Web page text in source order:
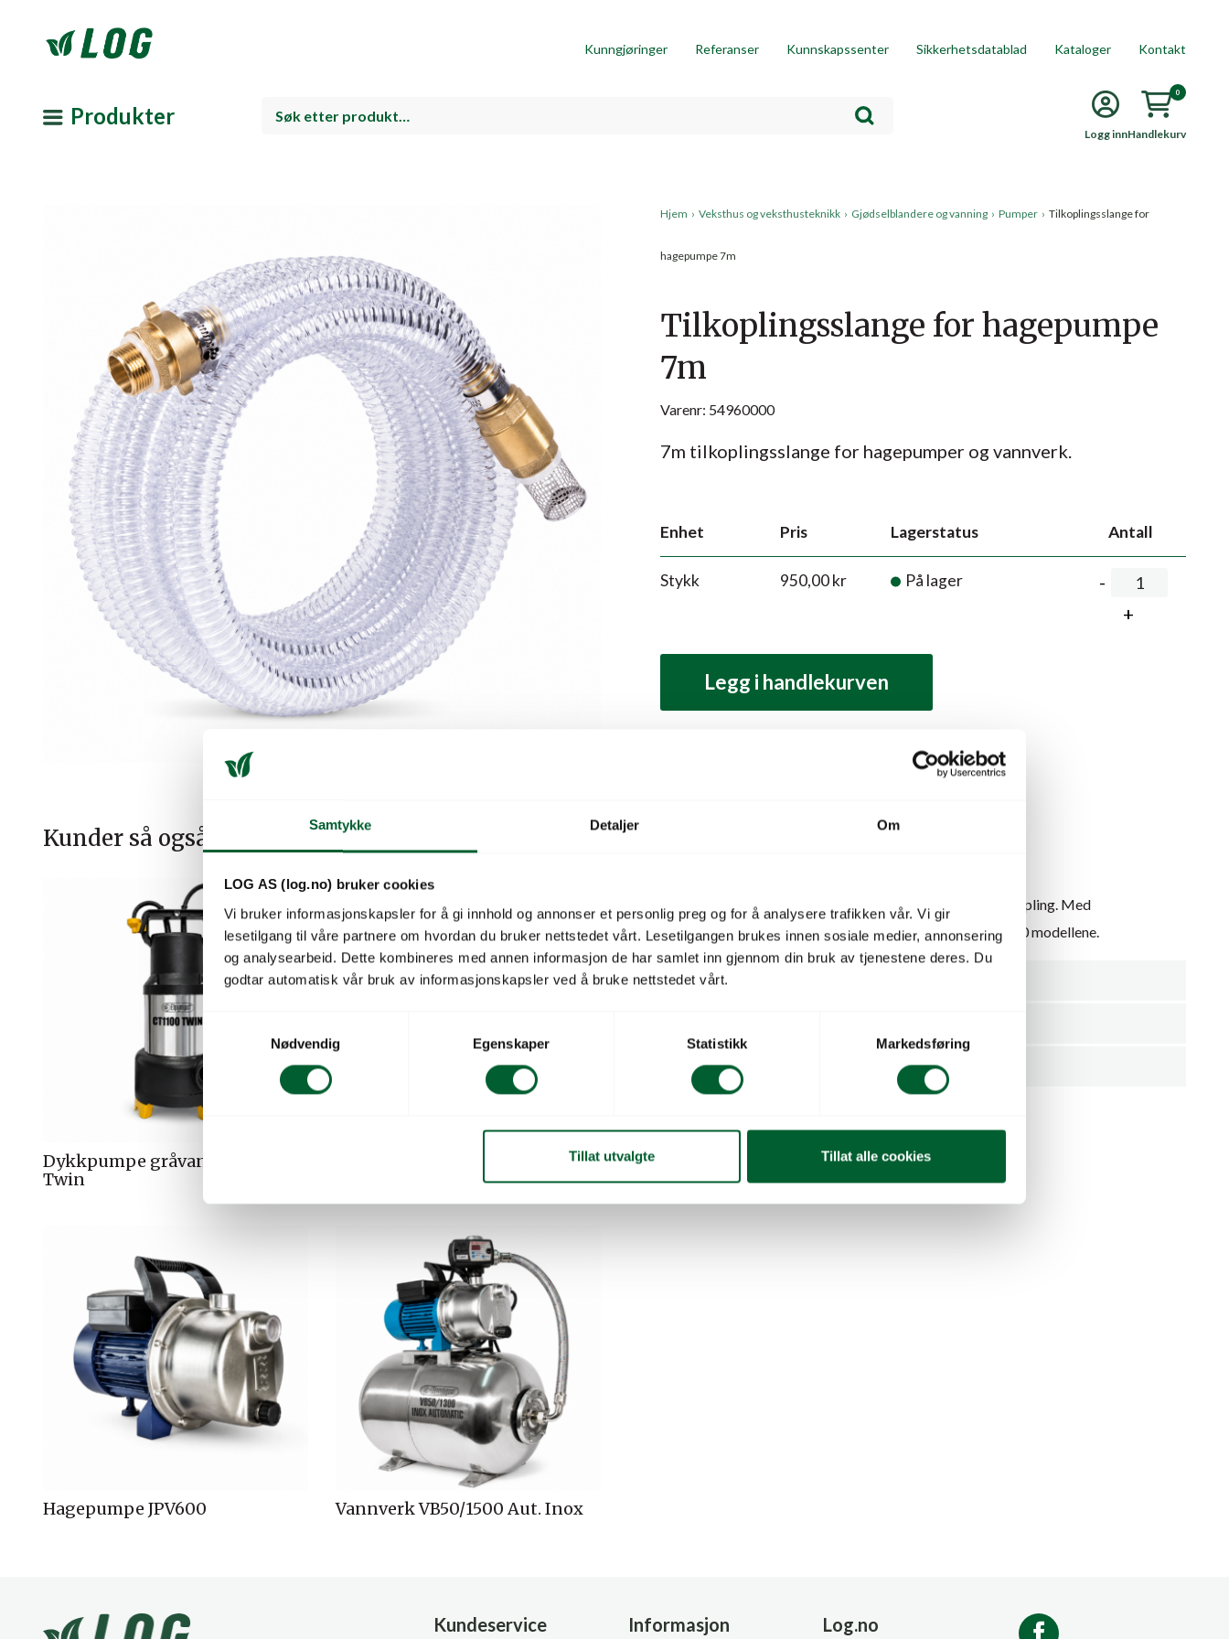
Samtykke Detaljer Om
LOG AS (log.no) bruker cookies
Vi bruker informasjonskapsler for å gi innhold og annonser et personlig preg og for å analysere trafikken vår. Vi gir
lesetilgang til våre partnere om hvordan du bruker nettstedet vårt. Lesetilgangen brukes innen sosiale medier, annonsering
og analysearbeid. Dette kombineres med annen informasjon de har samlet inn gjennom din bruk av tjenestene deres. Du
godtar automatisk vår bruk av informasjonskapsler ved å bruke nettstedet vårt.
S
m
t
y
v
g
Nødvendig Egenskaper Statistikk Markedsføring
Tillat utvalgte Tillat alle cookies
Kunngjøringer Referanser Kunnskapssenter Sikkerhetsdatablad Kataloger Kontakt
Produkter
Logg innHandlekurv
0
Kunder så også på
Dykkpumpe gråvann CT1100
Twin
Hagepumpe JPV600 Vannverk VB50/1500 Aut. Inox
Hjem › Veksthus og veksthusteknikk › Gjødselblandere og vanning › Pumper › Tilkoplingsslange for
hagepumpe 7m
Tilkoplingsslange for hagepumpe
7m
Varenr: 54960000
7m tilkoplingsslange for hagepumper og vannverk.
Enhet Pris Lagerstatus Antall
Stykk 950,00kr På lager
Legg i handlekurven
7m tilkoplingsslange for hagepumper og vannverk. 1″ tilkopling. Med
tilbakeslagsventil og filter i enden. Passer til JPV 600-1500 modellene.
Pumpetype
Salgsenhet Stykk
Kundeservice Informasjon Log.no